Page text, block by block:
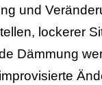
und
lockerer
Dämmung